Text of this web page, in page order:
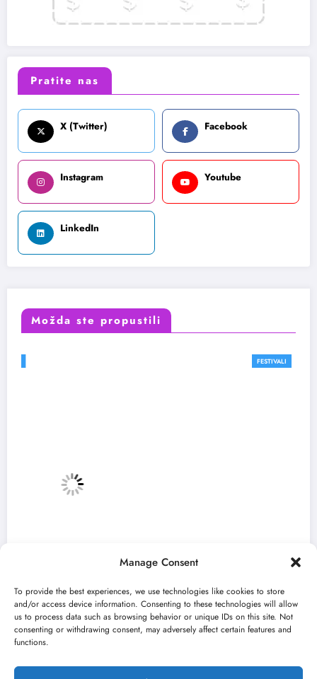
Manage Consent
To provide the best experiences, we use technologies like cookies to store
and/or access device information. Consenting to these technologies will allow
us to process data such as browsing behavior or unique IDs on this site. Not
consenting or withdrawing consent, may adversely affect certain features and
functions.
Pratite nas
X (Twitter) Facebook
Instagram Youtube
LinkedIn
Možda ste propustili
„Najveći mali festival u Vojvodini“ i ovog